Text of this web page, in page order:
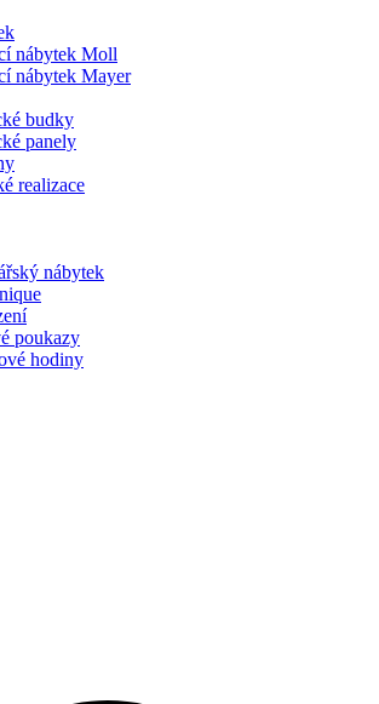
nábytek Moll
nábytek Mayer
budky
panely
realizace
nábytek
poukazy
hodiny